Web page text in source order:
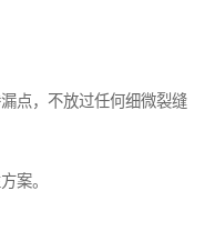
点，不放过任何细微裂缝
案。